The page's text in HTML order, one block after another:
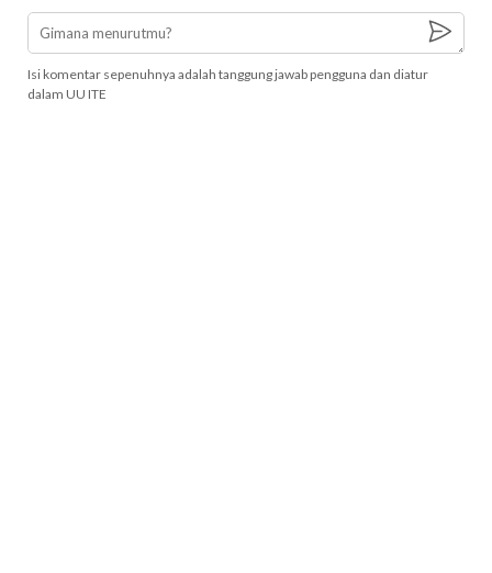
Isi komentar sepenuhnya adalah tanggung jawab pengguna dan diatur
dalam UU ITE